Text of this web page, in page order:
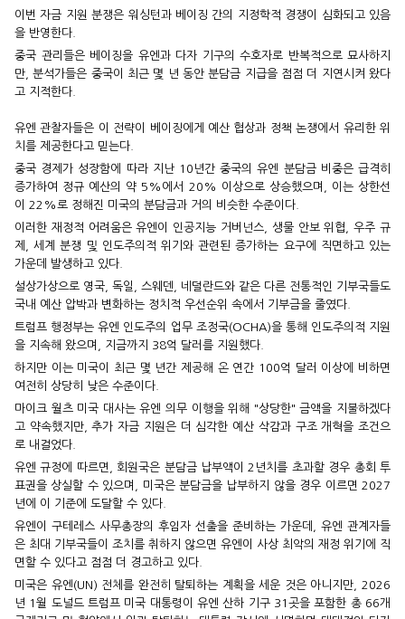
이번 자금 지원 분쟁은 워싱턴과 베이징 간의 지정학적 경쟁이 심화되고 있음
을 반영한다.
중국 관리들은 베이징을 유엔과 다자 기구의 수호자로 반복적으로 묘사하지
만, 분석가들은 중국이 최근 몇 년 동안 분담금 지급을 점점 더 지연시켜 왔다
고 지적한다.
유엔 관찰자들은 이 전략이 베이징에게 예산 협상과 정책 논쟁에서 유리한 위
치를 제공한다고 믿는다.
중국 경제가 성장함에 따라 지난 10년간 중국의 유엔 분담금 비중은 급격히
증가하여 정규 예산의 약 5%에서 20% 이상으로 상승했으며, 이는 상한선
이 22%로 정해진 미국의 분담금과 거의 비슷한 수준이다.
이러한 재정적 어려움은 유엔이 인공지능 거버넌스, 생물 안보 위협, 우주 규
제, 세계 분쟁 및 인도주의적 위기와 관련된 증가하는 요구에 직면하고 있는
가운데 발생하고 있다.
설상가상으로 영국, 독일, 스웨덴, 네덜란드와 같은 다른 전통적인 기부국들도
국내 예산 압박과 변화하는 정치적 우선순위 속에서 기부금을 줄였다.
트럼프 행정부는 유엔 인도주의 업무 조정국(OCHA)을 통해 인도주의적 지원
을 지속해 왔으며, 지금까지 38억 달러를 지원했다.
하지만 이는 미국이 최근 몇 년간 제공해 온 연간 100억 달러 이상에 비하면
여전히 상당히 낮은 수준이다.
마이크 월츠 미국 대사는 유엔 의무 이행을 위해 "상당한" 금액을 지불하겠다
고 약속했지만, 추가 자금 지원은 더 심각한 예산 삭감과 구조 개혁을 조건으
로 내걸었다.
유엔 규정에 따르면, 회원국은 분담금 납부액이 2년치를 초과할 경우 총회 투
표권을 상실할 수 있으며, 미국은 분담금을 납부하지 않을 경우 이르면 2027
년에 이 기준에 도달할 수 있다.
유엔이 구테레스 사무총장의 후임자 선출을 준비하는 가운데, 유엔 관계자들
은 최대 기부국들이 조치를 취하지 않으면 유엔이 사상 최악의 재정 위기에 직
면할 수 있다고 점점 더 경고하고 있다.
미국은 유엔(UN) 전체를 완전히 탈퇴하는 계획을 세운 것은 아니지만, 2026
년 1월 도널드 트럼프 미국 대통령이 유엔 산하 기구 31곳을 포함한 총 66개